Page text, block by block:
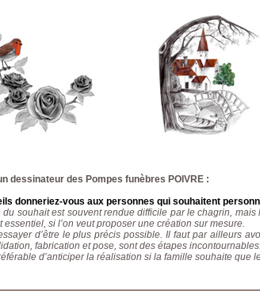
dessinateur des Pompes funèbres POIVRE :
donneriez-vous aux personnes qui souhaitent
du souhait est souvent rendue difficile par le chagrin,
essentiel, si l’on veut proposer une création sur mesure.
d’être le plus précis possible. Il faut par ailleurs
fabrication et pose, sont des étapes incontournables.
d’anticiper la réalisation si la famille souhaite que